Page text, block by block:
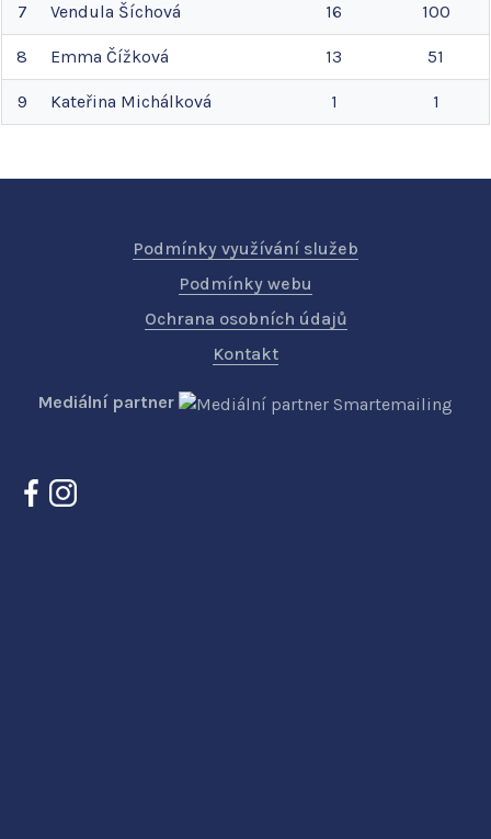
7 Vendula Šíchová 16 100
8 Emma Čížková 13 51
9 Kateřina Michálková 1 1
Podmínky využívání služeb
Podmínky webu
Ochrana osobních údajů
Kontakt
Mediální partner